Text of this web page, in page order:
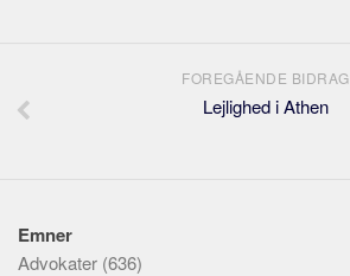
FOREGÅENDE BIDRAG
Lejlighed i Athen
Emner
Advokater (636)